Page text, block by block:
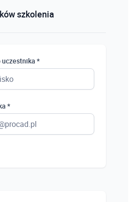
szkolenia
uczestnika *
*